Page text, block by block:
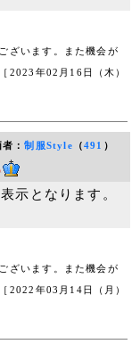
ざいます。また機会が
2023年02月16日（木）
者：制服Style （491 ）
示となります。
ざいます。また機会が
2022年03月14日（月）